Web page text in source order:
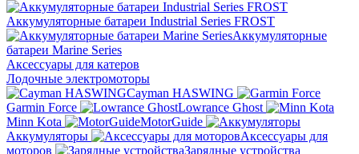
Аккумуляторные батареи Industrial Series FROST
Аккумуляторные
батареи Marine Series
Аксессуары для катеров
Лодочные электромоторы
Cayman HASWING
Garmin Force
Lowrance Ghost
Minn Kota
MotorGuide
Аккумуляторы
Аксессуары для
моторов
Зарядные устройства